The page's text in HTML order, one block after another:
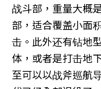
战斗部，重量大概
部，适合覆盖小面
击。此外还有钻地
体，或者是打击地
至可以以战斧巡航